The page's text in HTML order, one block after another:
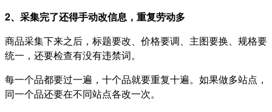
2、采集完了还得手动改信息，重复劳动多
商品采集下来之后，标题要改、价格要调、主图要换、规格要
统一，还要检查有没有违禁词。
每一个品都要过一遍，十个品就要重复十遍。如果做多站点，
同一个品还要在不同站点各改一次。